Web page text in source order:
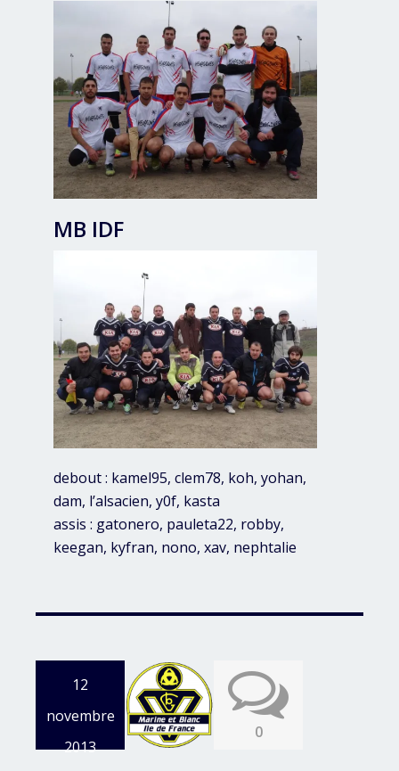
MB IDF
debout : kamel95, clem78, koh, yohan,
dam, l’alsacien, y0f, kasta
assis : gatonero, pauleta22, robby,
keegan, kyfran, nono, xav, nephtalie
12
novembre
2013
0